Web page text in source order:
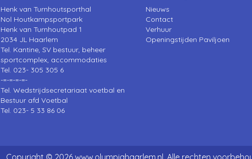
Henk van Turnhoutsporthal
Nol Houtkampsportpark
Henk van Turnhoutpad 1
2034 JL Haarlem
Tel. Kantine, SV bestuur, beheer
sportcomplex, accommodaties
Tel. 023- 305 305 6
-=-=-=-=-
Tel. Wedstrijdsecretariaat voetbal en
Bestuur afd Voetbal
Tel. 023- 5 33 86 06
Nieuws
Contact
Verhuur
Openingstijden Paviljoen
Copyright © 2026 www.olympiahaarlem.nl. Alle rechten